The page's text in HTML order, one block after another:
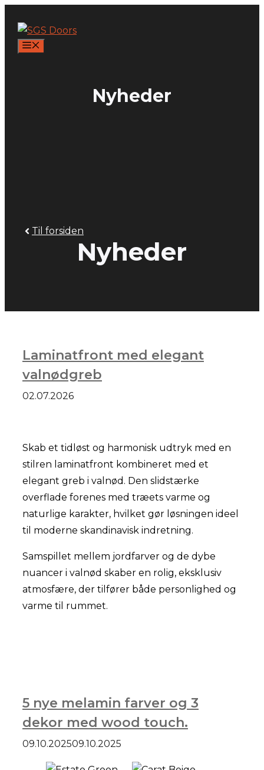
indhold
Nyheder
Til forsiden
Nyheder
Laminatfront med elegant
valnødgreb
02.07.2026
Skab et tidløst og harmonisk udtryk med en
stilren laminatfront kombineret med et
elegant greb i valnød. Den slidstærke
overflade forenes med træets varme og
naturlige karakter, hvilket gør løsningen ideel
til moderne skandinavisk indretning.
Samspillet mellem jordfarver og de dybe
nuancer i valnød skaber en rolig, eksklusiv
atmosfære, der tilfører både personlighed og
varme til rummet.
5 nye melamin farver og 3
dekor med wood touch.
09.10.202509.10.2025